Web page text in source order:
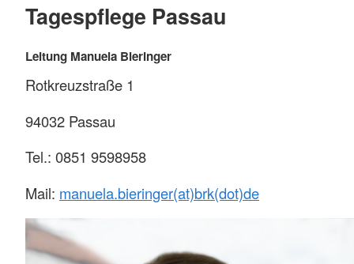
Tagespflege Passau
Leitung Manuela Bieringer
Rotkreuzstraße 1
94032 Passau
Tel.: 0851 9598958
Mail: manuela.bieringer(at)brk(dot)de